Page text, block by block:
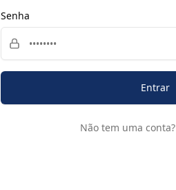
Senha
Entrar
Não tem uma conta?